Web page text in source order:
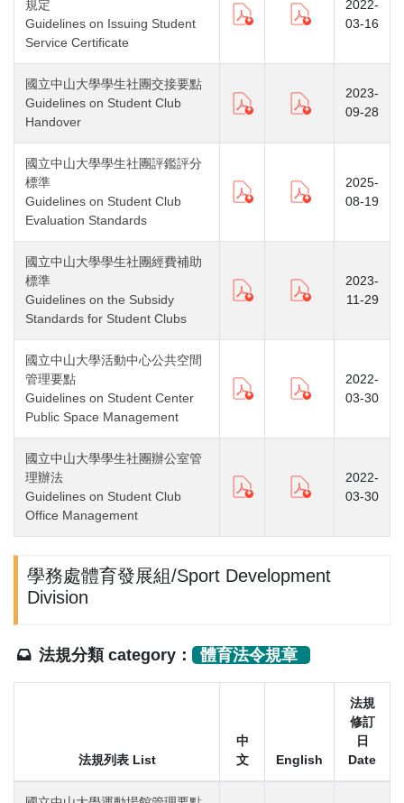
規定
Guidelines on Issuing Student
Service Certificate
2022-
03-16
國立中山大學學生社團交接要點
Guidelines on Student Club
Handover
2023-
09-28
國立中山大學學生社團評鑑評分
標準
Guidelines on Student Club
Evaluation Standards
2025-
08-19
國立中山大學學生社團經費補助
標準
Guidelines on the Subsidy
Standards for Student Clubs
2023-
11-29
國立中山大學活動中心公共空間
管理要點
Guidelines on Student Center
Public Space Management
2022-
03-30
國立中山大學學生社團辦公室管
理辦法
Guidelines on Student Club
Office Management
2022-
03-30
學務處體育發展組/Sport Development
Division
法規分類 category： 體育法令規章
法規列表 List
中
文
English
法規
修訂
日
Date